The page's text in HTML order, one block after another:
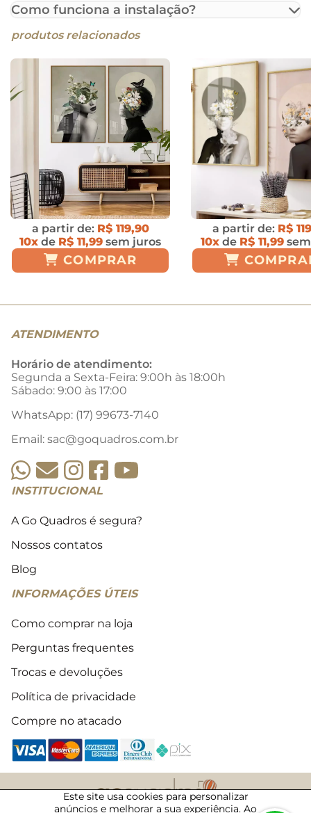
Como funciona a instalação?
produtos relacionados
a partir de: R$ 119,90
10x de R$ 11,99 sem juros
COMPRAR
a partir de: R$
10xde R$ 11,99
ATENDIMENTO
Horário de atendimento:
Segunda a Sexta-Feira: 9:00h às 18:00h
Sábado: 9:00 às 17:00
WhatsApp: (17) 99673-7140
Email: sac@goquadros.com.br
INSTITUCIONAL
A Go Quadros é segura?
Nossos contatos
Blog
INFORMAÇÕES ÚTEIS
Como comprar na loja
Perguntas frequentes
Trocas e devoluções
Política de privacidade
Compre no atacado
Este site usa cookies para personalizar
anúncios e melhorar a sua experiência. Ao